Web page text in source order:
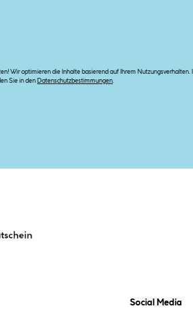
Wir optimieren die Inhalte basierend auf Ihrem Nutzungsverhalten.
Sie in den Datenschutzbestimmungen
Social Media